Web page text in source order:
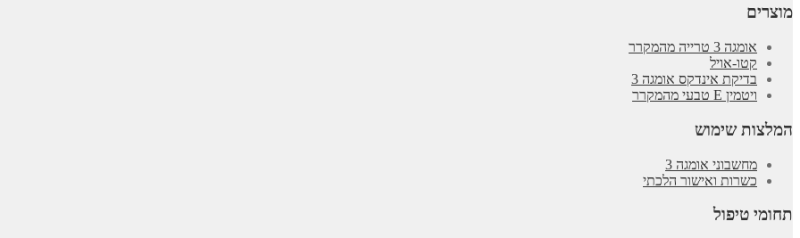
מוצרים
אומגה 3 טרייה מהמקרר
קטו-אויל
בדיקת אינדקס אומגה 3
ויטמין E טבעי מהמקרר
המלצות שימוש
מחשבוני אומגה 3
כשרות ואישור הלכתי
תחומי טיפול